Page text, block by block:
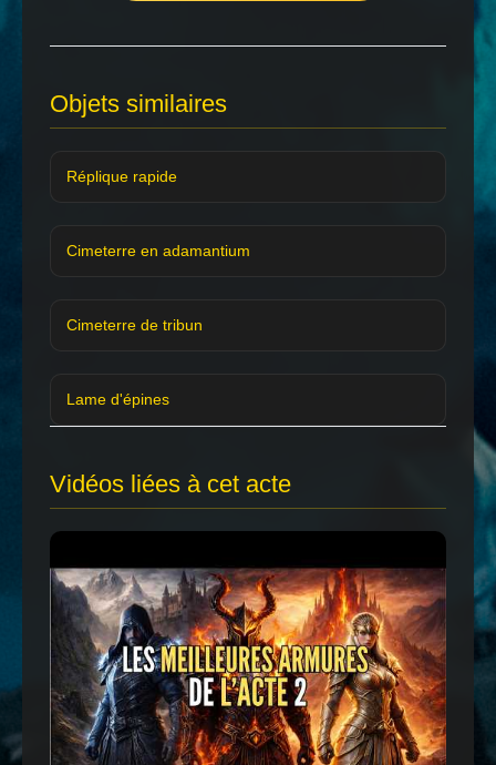
Objets similaires
Réplique rapide
Cimeterre en adamantium
Cimeterre de tribun
Lame d'épines
Vidéos liées à cet acte